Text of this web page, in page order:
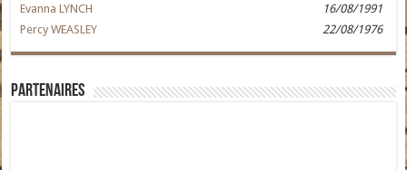
Evanna LYNCH
16/08/1991
Percy WEASLEY
22/08/1976
Partenaires